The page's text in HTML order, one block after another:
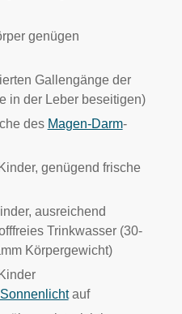
genügen
Gallengänge der
in der Leber beseitigen)
des Magen-Darm-
genügend frische
ausreichend
Trinkwasser (30-
Körpergewicht)
auf